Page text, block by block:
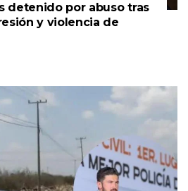
detenido por abuso tras
y violencia de